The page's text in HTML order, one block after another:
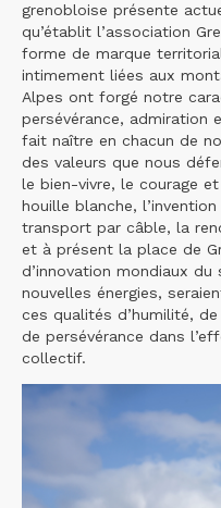
grenobloise présente
qu’établit l’association
forme de marque
intimement liées aux
Alpes ont forgé notre
persévérance, admiration
fait naître en chacun de
des valeurs que nous
le bien-vivre, le courage et
houille blanche,
transport par câble, la
et à présent la place de
d’innovation mondiaux
nouvelles énergies,
ces qualités d’humilité,
de persévérance dans
collectif.